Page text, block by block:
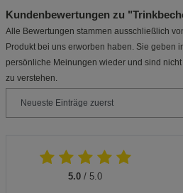
Kundenbewertungen zu
Alle Bewertungen stammen ausschließlich
Produkt bei uns erworben haben. Sie geben
persönliche Meinungen wieder und sind
zu verstehen.
5.0 / 5.0